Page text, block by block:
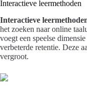
Interactieve leermethoden
Interactieve
het zoeken naar online
voegt een speelse
verbeterde retentie. Deze
vergroot.